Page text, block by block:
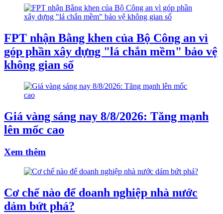
FPT nhận Bằng khen của Bộ Công an vì
góp phần xây dựng "lá chắn mềm" bảo vệ
không gian số
Giá vàng sáng nay 8/8/2026: Tăng mạnh
lên mốc cao
Xem thêm
Cơ chế nào để doanh nghiệp nhà nước
dám bứt phá?